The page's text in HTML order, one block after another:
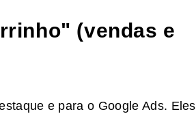
(vendas e
e para o Google Ads. Eles